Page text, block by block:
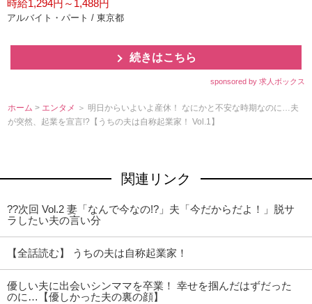
時給1,294円～1,488円
アルバイト・パート / 東京都
続きはこちら
sponsored by 求人ボックス
ホーム > エンタメ ＞ 明日からいよいよ産休！ なにかと不安な時期なのに…夫
が突然、起業を宣言!?【うちの夫は自称起業家！ Vol.1】
関連リンク
??次回 Vol.2 妻「なんで今なの!?」夫「今だからだよ！」脱サ
ラしたい夫の言い分
【全話読む】 うちの夫は自称起業家！
優しい夫に出会いシンママを卒業！ 幸せを掴んだはずだった
のに…【優しかった夫の裏の顔】